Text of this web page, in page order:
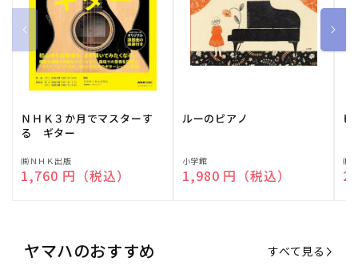
ＮＨＫ３か月でマスターす
る ギター
販
売
㈱ＮＨＫ出版
通常価格
1,760 円（税込）
ルーのピアノ
販
売
小学館
通常価格
1,980 円（税込）
ピ
販
売
㈱
ヤマハのおすすめ すべて見る